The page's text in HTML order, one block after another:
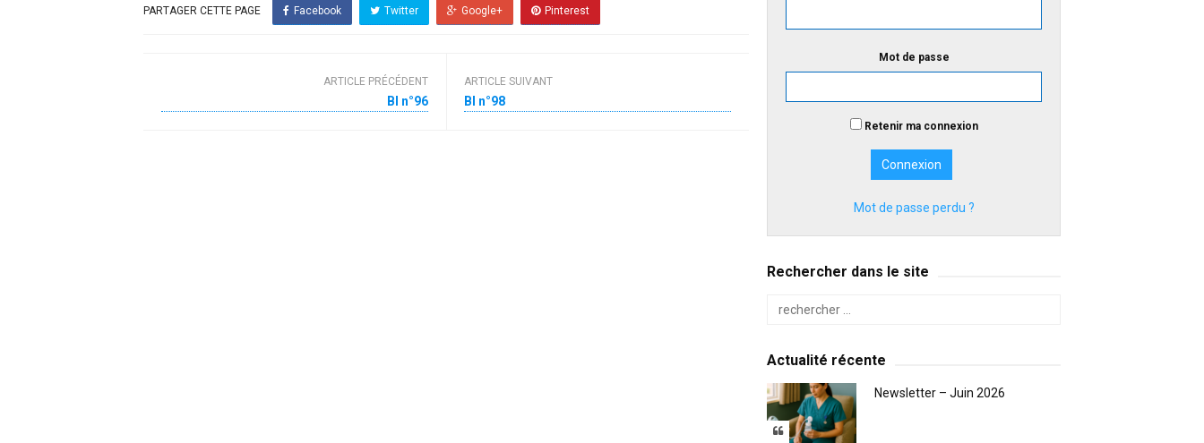
PARTAGER CETTE PAGE Facebook Twitter Google+ Pinterest
ARTICLE PRÉCÉDENT
BI n°96
ARTICLE SUIVANT
BI n°98
Mot de passe
Retenir ma connexion
Mot de passe perdu ?
Rechercher dans le site
Actualité récente
Newsletter – Juin 2026